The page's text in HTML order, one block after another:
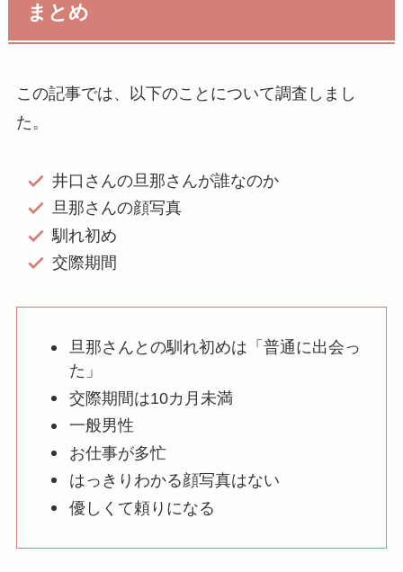
まとめ
この記事では、以下のことについて調査しまし
た。
井口さんの旦那さんが誰なのか
旦那さんの顔写真
馴れ初め
交際期間
旦那さんとの馴れ初めは「普通に出会っ
た」
交際期間は10カ月未満
一般男性
お仕事が多忙
はっきりわかる顔写真はない
優しくて頼りになる